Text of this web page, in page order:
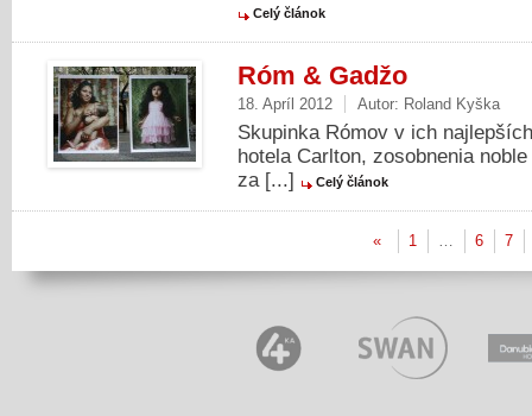
Celý článok
Róm & Gadžo
18. Apríl 2012 Autor: Roland Kyška
Skupinka Rómov v ich
hotela Carlton, zosobnenia
za [...]
Celý článok
« 1 … 6 7